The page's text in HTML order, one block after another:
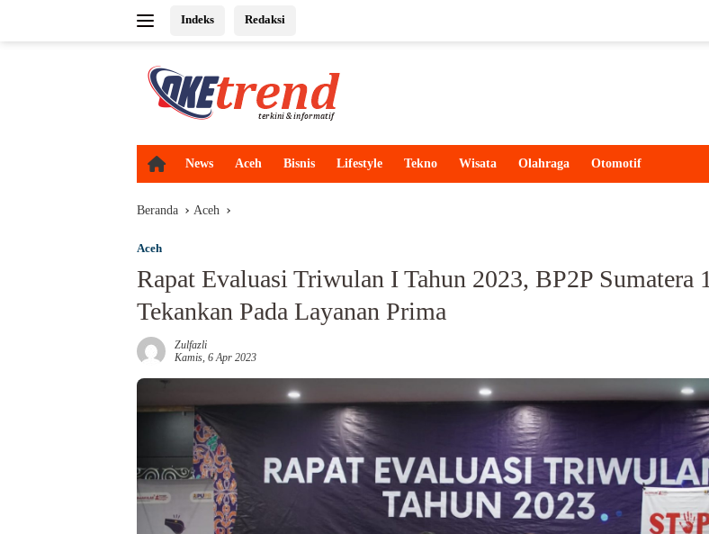
Indeks Redaksi
H
e
News Aceh Bisnis Lifestyle Tekno Wisata Olahraga Otomotif
Beranda Aceh
Aceh
Rapat Evaluasi Triwulan I Tahun 2023, BP2P Sumatera 1
Tekankan Pada Layanan Prima
Zulfazli
Kamis, 6 Apr 2023